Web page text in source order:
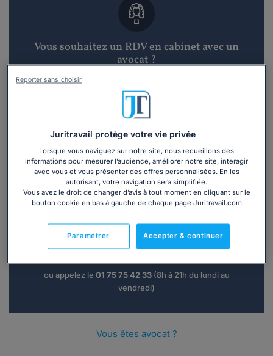
Vous souhaitez un RDV en cabinet avec un
avocat ?
Recevoir des devis d'avocats
3 devis en 48h
Vous souhaitez une consultation par
Consulter immédiatement
ou appelez le 01 75 75 42 33(8h à 21h du lundi au
vendredi)
Vous êtes avocat ?
Juritravail protège votre vie privée
Lorsque vous naviguez sur notre site, nous recueillons des
informations pour mesurer l’audience, améliorer notre site, interagir
avec vous et vous présenter des offres personnalisées. En les
autorisant, votre navigation sera simplifiée.
Vous avez le droit de changer d’avis à tout moment en cliquant sur le
bouton cookie en bas à gauche de chaque page Juritravail.com
Accepter & continuer
Paramétrer
Reporter sans choisir